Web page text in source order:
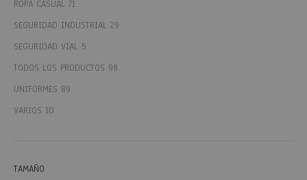
ROPA CASUAL 71
SEGURIDAD INDUSTRIAL 29
SEGURIDAD VIAL 5
TODOS LOS PRODUCTOS 98
UNIFORMES 89
VARIOS 10
TAMAÑO